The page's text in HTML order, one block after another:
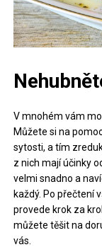
V mnohém vám
Můžete si na
sytosti, a tím
z nich mají účinky
velmi snadno a
každý. Po přečtení
provede krok za
můžete těšit na
vás.